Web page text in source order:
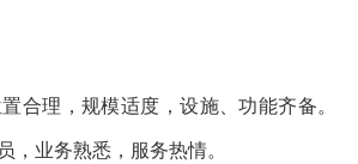
理，规模适度，设施、功能齐备。
，业务熟悉，服务热情。